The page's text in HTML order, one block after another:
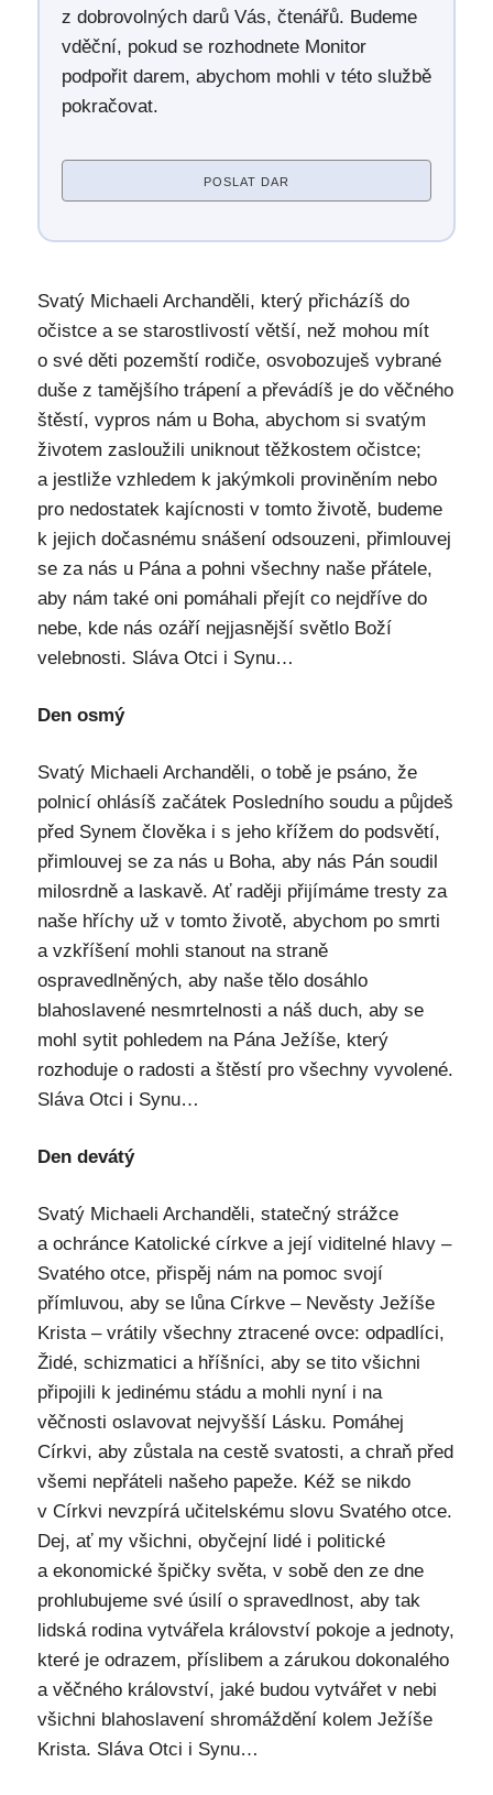
z dobrovolných darů Vás, čtenářů. Budeme
vděční, pokud se rozhodnete Monitor
podpořit darem, abychom mohli v této službě
pokračovat.
POSLAT DAR
Svatý Michaeli Archanděli, který přicházíš do
očistce a se starostlivostí větší, než mohou mít
o své děti pozemští rodiče, osvobozuješ vybrané
duše z tamějšího trápení a převádíš je do věčného
štěstí, vypros nám u Boha, abychom si svatým
životem zasloužili uniknout těžkostem očistce;
a jestliže vzhledem k jakýmkoli proviněním nebo
pro nedostatek kajícnosti v tomto životě, budeme
k jejich dočasnému snášení odsouzeni, přimlouvej
se za nás u Pána a pohni všechny naše přátele,
aby nám také oni pomáhali přejít co nejdříve do
nebe, kde nás ozáří nejjasnější světlo Boží
velebnosti. Sláva Otci i Synu…
Den osmý
Svatý Michaeli Archanděli, o tobě je psáno, že
polnicí ohlásíš začátek Posledního soudu a půjdeš
před Synem člověka i s jeho křížem do podsvětí,
přimlouvej se za nás u Boha, aby nás Pán soudil
milosrdně a laskavě. Ať raději přijímáme tresty za
naše hříchy už v tomto životě, abychom po smrti
a vzkříšení mohli stanout na straně
ospravedlněných, aby naše tělo dosáhlo
blahoslavené nesmrtelnosti a náš duch, aby se
mohl sytit pohledem na Pána Ježíše, který
rozhoduje o radosti a štěstí pro všechny vyvolené.
Sláva Otci i Synu…
Den devátý
Svatý Michaeli Archanděli, statečný strážce
a ochránce Katolické církve a její viditelné hlavy –
Svatého otce, přispěj nám na pomoc svojí
přímluvou, aby se lůna Církve – Nevěsty Ježíše
Krista – vrátily všechny ztracené ovce: odpadlíci,
Židé, schizmatici a hříšníci, aby se tito všichni
připojili k jedinému stádu a mohli nyní i na
věčnosti oslavovat nejvyšší Lásku. Pomáhej
Církvi, aby zůstala na cestě svatosti, a chraň před
všemi nepřáteli našeho papeže. Kéž se nikdo
v Církvi nevzpírá učitelskému slovu Svatého otce.
Dej, ať my všichni, obyčejní lidé i politické
a ekonomické špičky světa, v sobě den ze dne
prohlubujeme své úsilí o spravedlnost, aby tak
lidská rodina vytvářela království pokoje a jednoty,
které je odrazem, příslibem a zárukou dokonalého
a věčného království, jaké budou vytvářet v nebi
všichni blahoslavení shromáždění kolem Ježíše
Krista. Sláva Otci i Synu…